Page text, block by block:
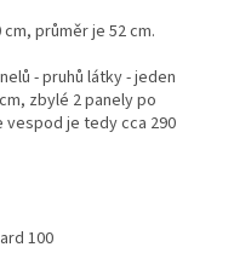
průměr je 52 cm.
- pruhů látky - jeden
zbylé 2 panely po
vespod je tedy cca 290
100